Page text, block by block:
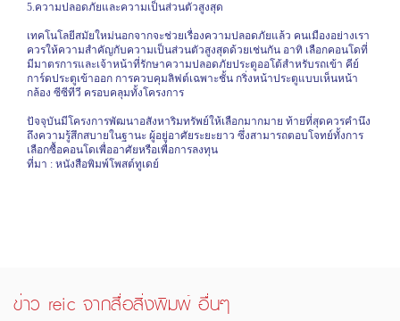
5.ความปลอดภัยและความเป็นส่วนตัวสูงสุด
เทคโนโลยีสมัยใหม่นอกจากจะช่วยเรื่องความปลอดภัยแล้ว คนเมืองอย่างเรา
ควรให้ความสำคัญกับความเป็นส่วนตัวสูงสุดด้วยเช่นกัน อาทิ เลือกคอนโดที่
มีมาตรการและเจ้าหน้าที่รักษาความปลอดภัยประตูออโต้สำหรับรถเข้า คีย์
การ์ดประตูเข้าออก การควบคุมลิฟต์เฉพาะชั้น กริ่งหน้าประตูแบบเห็นหน้า
กล้อง ซีซีทีวี ครอบคลุมทั้งโครงการ
ปัจจุบันมีโครงการพัฒนาอสังหาริมทรัพย์ให้เลือกมากมาย ท้ายที่สุดควรคำนึง
ถึงความรู้สึกสบายในฐานะ ผู้อยู่อาศัยระยะยาว ซึ่งสามารถตอบโจทย์ทั้งการ
เลือกซื้อคอนโดเพื่ออาศัยหรือเพื่อการลงทุน
ที่มา : หนังสือพิมพ์โพสต์ทูเดย์
ข่าว reic จากสื่อสิ่งพิมพ์ อื่นๆ